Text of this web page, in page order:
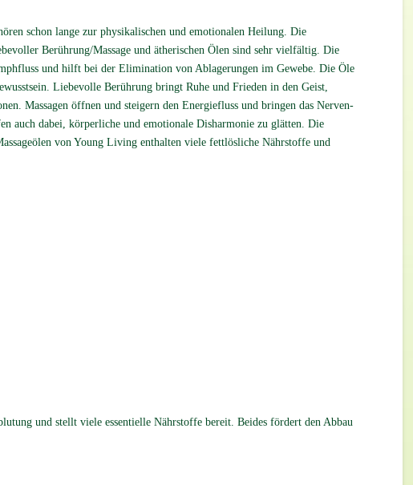
schon lange zur physi­kalischen und emotionalen Heilung. Die
Berüh­rung/Massage und ätherischen Ölen sind sehr vielfältig. Die
und hilft bei der Elimi­nation von Ablagerungen im Gewebe. Die Öle
Liebevolle Berührung bringt Ruhe und Frieden in den Geist,
Massagen öffnen und steigern den Energiefluss und bringen das Nerven­
auch dabei, körperliche und emotionale Disharmonie zu glätten. Die
von Young Living enthalten viele fettlösliche Nährstoffe und
und stellt viele essentielle Nährstoffe bereit. Beides fördert den Abbau